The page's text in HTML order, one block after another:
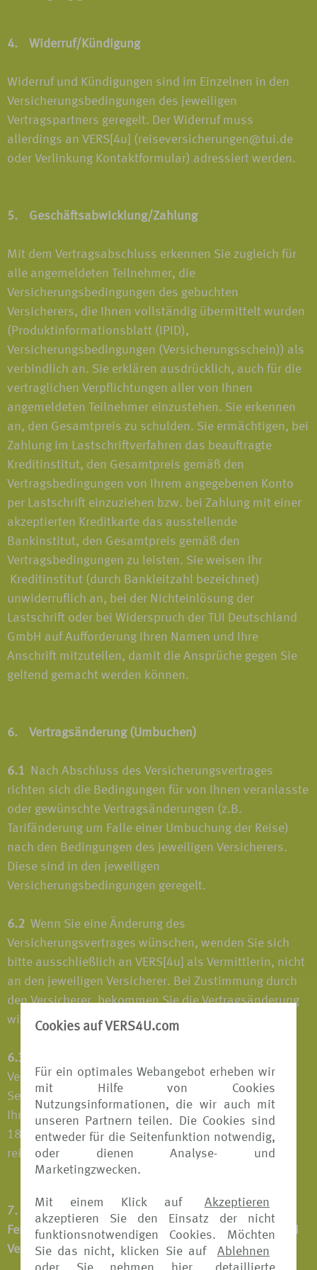
Cookies auf VERS4U.com
Für ein optimales Webangebot erheben wir
mit Hilfe von Cookies
Nutzungsinformationen, die wir auch mit
unseren Partnern teilen. Die Cookies sind
entweder für die Seitenfunktion notwendig,
oder dienen Analyse- und
Marketingzwecken.
Mit einem Klick auf
Akzeptieren
akzeptieren Sie den Einsatz der nicht
funktionsnotwendigen Cookies. Möchten
Sie das nicht, klicken Sie auf
Ablehnen
4. Widerruf/Kündigung
Widerruf und Kündigungen sind im Einzelnen in den
Versicherungsbedingungen des jeweiligen
Vertragspartners geregelt. Der Widerruf muss
allerdings an VERS[4u] (reiseversicherungen@tui.de
oder Verlinkung Kontaktformular) adressiert werden.
5. Geschäftsabwicklung/Zahlung
Mit dem Vertragsabschluss erkennen Sie zugleich für
alle angemeldeten Teilnehmer, die
Versicherungsbedingungen des gebuchten
Versicherers, die Ihnen vollständig übermittelt wurden
(Produktinformationsblatt (IPID),
Versicherungsbedingungen (Versicherungsschein)) als
verbindlich an. Sie erklären ausdrücklich, auch für die
vertraglichen Verpflichtungen aller von Ihnen
angemeldeten Teilnehmer einzustehen. Sie erkennen
an, den Gesamtpreis zu schulden. Sie ermächtigen, bei
Zahlung im Lastschriftverfahren das beauftragte
Kreditinstitut, den Gesamtpreis gemäß den
Vertragsbedingungen von Ihrem angegebenen Konto
per Lastschrift einzuziehen bzw. bei Zahlung mit einer
akzeptierten Kreditkarte das ausstellende
Bankinstitut, den Gesamtpreis gemäß den
Vertragsbedingungen zu leisten. Sie weisen Ihr
Kreditinstitut (durch Bankleitzahl bezeichnet)
unwiderruflich an, bei der Nichteinlösung der
Lastschrift oder bei Widerspruch der TUI Deutschland
GmbH auf Aufforderung Ihren Namen und Ihre
Anschrift mitzuteilen, damit die Ansprüche gegen Sie
geltend gemacht werden können.
6. Vertragsänderung (Umbuchen)
6.1 Nach Abschluss des Versicherungsvertrages
richten sich die Bedingungen für von Ihnen veranlasste
oder gewünschte Vertragsänderungen (z.B.
Tarifänderung um Falle einer Umbuchung der Reise)
nach den Bedingungen des jeweiligen Versicherers.
Diese sind in den jeweiligen
Versicherungsbedingungen geregelt.
6.2 Wenn Sie eine Änderung des
Versicherungsvertrages wünschen, wenden Sie sich
bitte ausschließlich an VERS[4u] als Vermittlerin, nicht
an den jeweiligen Versicherer. Bei Zustimmung durch
den Versicherer, bekommen Sie die Vertragsänderung
wiederum ausschließlich von VERS[4u] übermittelt.
6.3
Vertragsänderungen werden Sie durch das Internet
Service Center von VERS[4u] begleitet. Dieses steht
Ihnen von Montag bis Freitag in der Zeit von 9.00 bis
18.00 Uhr unter 0511-567 87036 sowie
reiseversicherungen@tui.de zur Verfügung.
7. Informationen für Verbraucher bei
Fernabsatzverträgen sowie Kundeninformationen bei
Verträgen im elektronischen Geschäftsverkehr